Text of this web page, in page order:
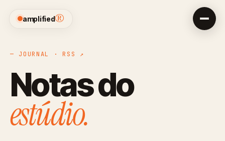
amplified®
— JOURNAL ·RSS ↗
Notas do
estúdio.